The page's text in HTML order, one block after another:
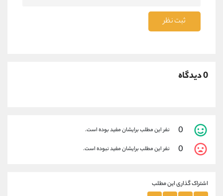
ثبت نظر
0 دیدگاه
0 نفر این مطلب برایشان مفید بوده است.
0 نفر این مطلب برایشان مفید نبوده است.
اشتراک گذاری این مطلب